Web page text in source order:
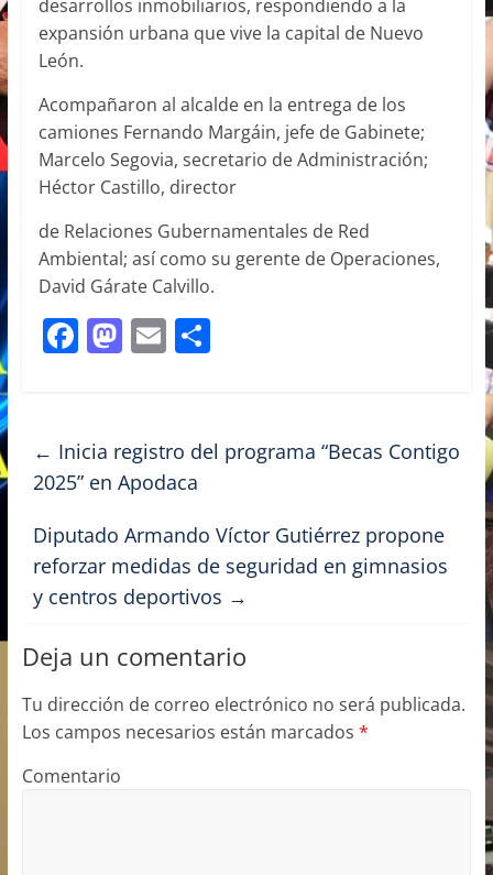
desarrollos inmobiliarios, respondiendo a la
expansión urbana que vive la capital de Nuevo
León.
Acompañaron al alcalde en la entrega de los
camiones Fernando Margáin, jefe de Gabinete;
Marcelo Segovia, secretario de Administración;
Héctor Castillo, director
de Relaciones Gubernamentales de Red
Ambiental; así como su gerente de Operaciones,
David Gárate Calvillo.
F
e
b
o
k
M
o
d
n
E
l
C
p
ar
← Inicia registro del programa “Becas Contigo
2025” en Apodaca
Diputado Armando Víctor Gutiérrez propone
reforzar medidas de seguridad en gimnasios
y centros deportivos →
Deja un comentario
Tu dirección de correo electrónico no será publicada.
Los campos necesarios están marcados *
Comentario